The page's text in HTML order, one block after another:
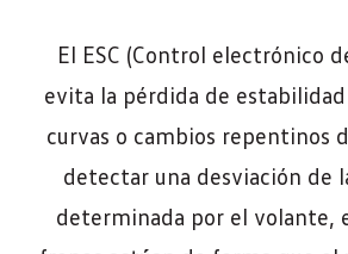
El ESC (Control electrónico
evita la pérdida de
curvas o cambios repentinos
detectar una desviación de
determinada por el volante,